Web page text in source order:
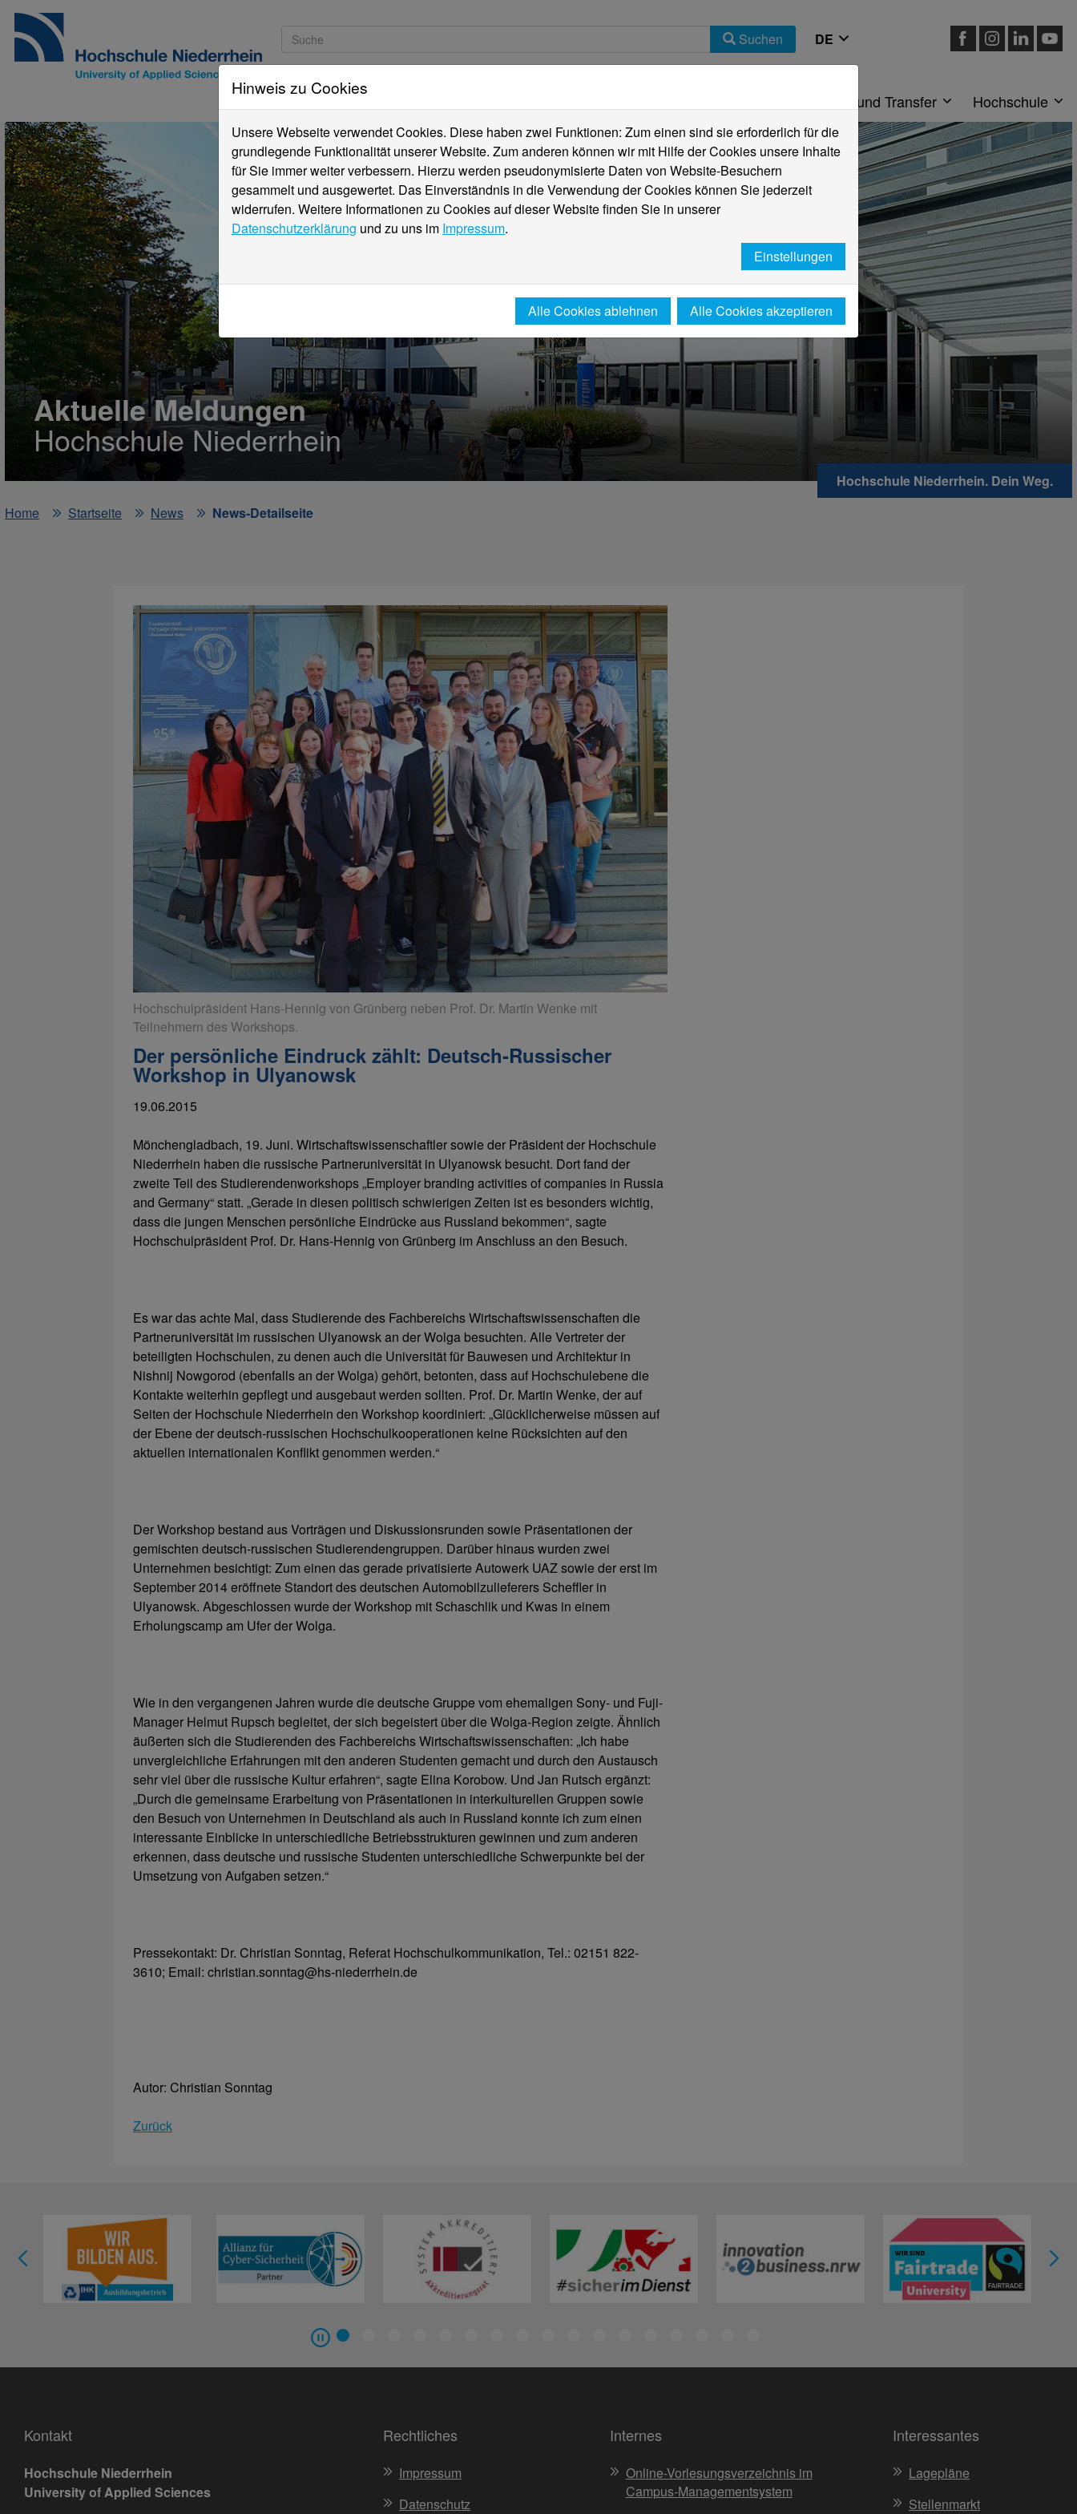
Suchen
Studieninteressierte Forschung und Transfer Hochschule
Aktuelle Meldungen
Hochschule Niederrhein
Hochschule Niederrhein. Dein Weg.
Home
Startseite News News-Detailseite
Hochschulpräsident Hans-Hennig von Grünberg neben Prof. Dr. Martin Wenke mit
Teilnehmern des Workshops.
Der persönliche Eindruck zählt: Deutsch-Russischer
Workshop in Ulyanowsk
19.06.2015
Mönchengladbach, 19. Juni. Wirtschaftswissenschaftler sowie der Präsident der Hochschule
Niederrhein haben die russische Partneruniversität in Ulyanowsk besucht. Dort fand der
zweite Teil des Studierendenworkshops „Employer branding activities of companies in Russia
and Germany“ statt. „Gerade in diesen politisch schwierigen Zeiten ist es besonders wichtig,
dass die jungen Menschen persönliche Eindrücke aus Russland bekommen“, sagte
Hochschulpräsident Prof. Dr. Hans-Hennig von Grünberg im Anschluss an den Besuch.
Es war das achte Mal, dass Studierende des Fachbereichs Wirtschaftswissenschaften die
Partneruniversität im russischen Ulyanowsk an der Wolga besuchten. Alle Vertreter der
beteiligten Hochschulen, zu denen auch die Universität für Bauwesen und Architektur in
Nishnij Nowgorod (ebenfalls an der Wolga) gehört, betonten, dass auf Hochschulebene die
Kontakte weiterhin gepflegt und ausgebaut werden sollten. Prof. Dr. Martin Wenke, der auf
Seiten der Hochschule Niederrhein den Workshop koordiniert: „Glücklicherweise müssen auf
der Ebene der deutsch-russischen Hochschulkooperationen keine Rücksichten auf den
aktuellen internationalen Konflikt genommen werden.“
Der Workshop bestand aus Vorträgen und Diskussionsrunden sowie Präsentationen der
gemischten deutsch-russischen Studierendengruppen. Darüber hinaus wurden zwei
Unternehmen besichtigt: Zum einen das gerade privatisierte Autowerk UAZ sowie der erst im
September 2014 eröffnete Standort des deutschen Automobilzulieferers Scheffler in
Ulyanowsk. Abgeschlossen wurde der Workshop mit Schaschlik und Kwas in einem
Erholungscamp am Ufer der Wolga.
Wie in den vergangenen Jahren wurde die deutsche Gruppe vom ehemaligen Sony- und Fuji-
Manager Helmut Rupsch begleitet, der sich begeistert über die Wolga-Region zeigte. Ähnlich
äußerten sich die Studierenden des Fachbereichs Wirtschaftswissenschaften: „Ich habe
unvergleichliche Erfahrungen mit den anderen Studenten gemacht und durch den Austausch
sehr viel über die russische Kultur erfahren“, sagte Elina Korobow. Und Jan Rutsch ergänzt:
„Durch die gemeinsame Erarbeitung von Präsentationen in interkulturellen Gruppen sowie
den Besuch von Unternehmen in Deutschland als auch in Russland konnte ich zum einen
interessante Einblicke in unterschiedliche Betriebsstrukturen gewinnen und zum anderen
erkennen, dass deutsche und russische Studenten unterschiedliche Schwerpunkte bei der
Umsetzung von Aufgaben setzen.“
Pressekontakt: Dr. Christian Sonntag, Referat Hochschulkommunikation, Tel.: 02151 822-
3610; Email: christian.sonntag@hs-niederrhein.de
Autor: Christian Sonntag
Zurück
Kontakt
Hochschule Niederrhein
University of Applied Sciences
Rechtliches
Impressum
Datenschutz
Internes
Online-Vorlesungsverzeichnis im
Campus-Managementsystem
Interessantes
Lagepläne
Stellenmarkt
Hinweis zu Cookies
Unsere Webseite verwendet Cookies. Diese haben zwei Funktionen: Zum einen sind sie erforderlich für die
grundlegende Funktionalität unserer Website. Zum anderen können wir mit Hilfe der Cookies unsere Inhalte
für Sie immer weiter verbessern. Hierzu werden pseudonymisierte Daten von Website-Besuchern
gesammelt und ausgewertet. Das Einverständnis in die Verwendung der Cookies können Sie jederzeit
widerrufen. Weitere Informationen zu Cookies auf dieser Website finden Sie in unserer
Datenschutzerklärung und zu uns im Impressum.
Einstellungen
Alle Cookies ablehnen Alle Cookies akzeptieren